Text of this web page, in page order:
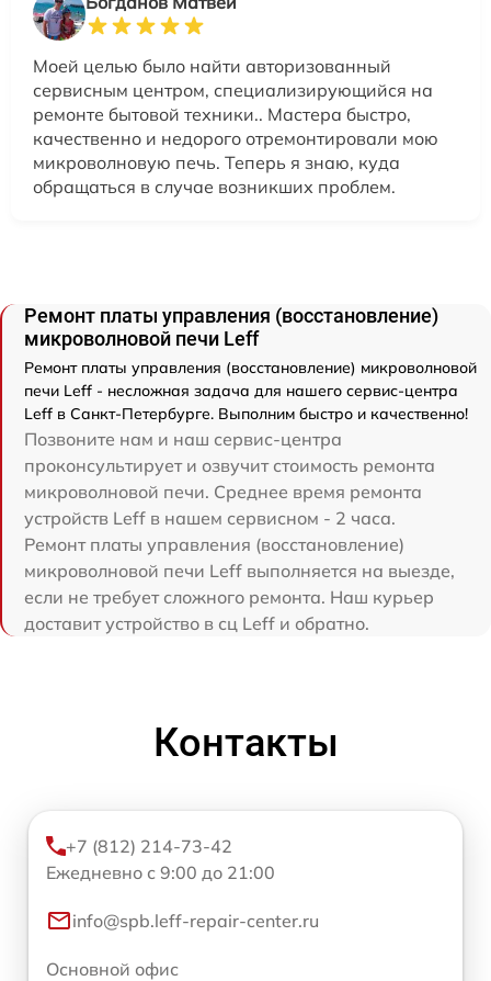
Моей целью было найти авторизованный
сервисным центром, специализирующийся на
ремонте бытовой техники.. Мастера быстро,
качественно и недорого отремонтировали мою
микроволновую печь. Теперь я знаю, куда
обращаться в случае возникших проблем.
Ремонт платы управления (восстановление)
микроволновой печи Leff
Ремонт платы управления (восстановление) микроволновой
печи Leff - несложная задача для нашего сервис-центра
Leff в Санкт-Петербурге. Выполним быстро и качественно!
Позвоните нам и наш сервис-центра
проконсультирует и озвучит стоимость ремонта
микроволновой печи. Среднее время ремонта
устройств Leff в нашем сервисном - 2 часа.
Ремонт платы управления (восстановление)
микроволновой печи Leff выполняется на выезде,
если не требует сложного ремонта. Наш курьер
доставит устройство в сц Leff и обратно.
Контакты
+7 (812) 214-73-42
Ежедневно с 9:00 до 21:00
info@spb.leff-repair-center.ru
Основной офис